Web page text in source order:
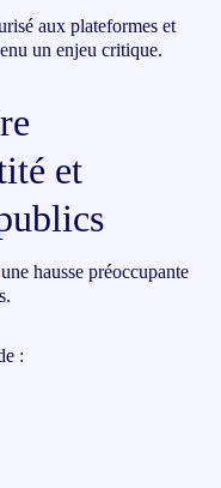
aux plateformes et
un enjeu critique.
et
hausse préoccupante
: